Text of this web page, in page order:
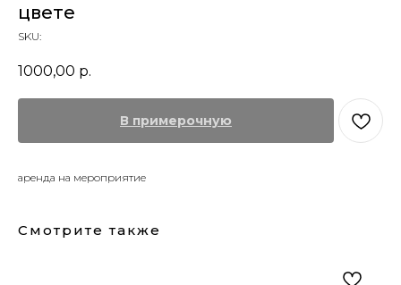
цвете
SKU:
1000,00 р.
В примерочную
аренда на мероприятие
Смотрите также